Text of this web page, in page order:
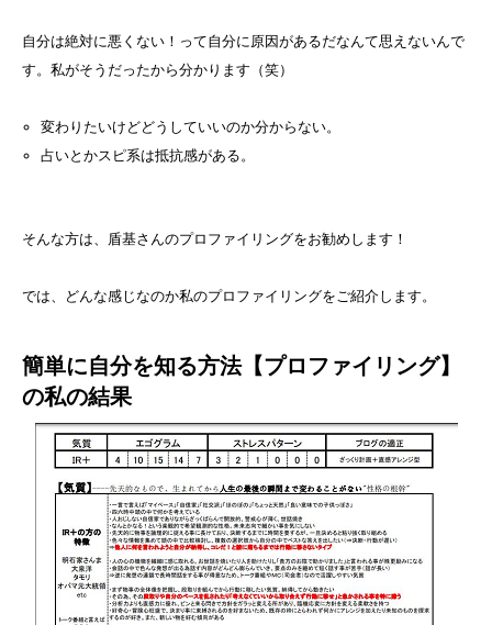
自分は絶対に悪くない！って自分に原因があるだなんて思えないんで
す。私がそうだったから分かります（笑）
変わりたいけどどうしていいのか分からない。
占いとかスピ系は抵抗感がある。
そんな方は、盾基さんのプロファイリングをお勧めします！
では、どんな感じなのか私のプロファイリングをご紹介します。
簡単に自分を知る方法【プロファイリング】
の私の結果